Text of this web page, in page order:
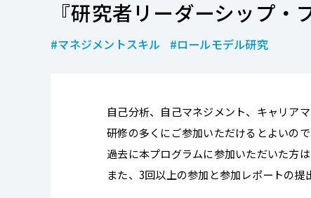
『研究者リーダーシップ
マネジメントスキル ロールモデル研究
自己分析、自己マネジメント、キャリア
研修の多くにご参加いただけるとよいの
過去に本プログラムに参加いただいた方
また、3回以上の参加と参加レポートの提